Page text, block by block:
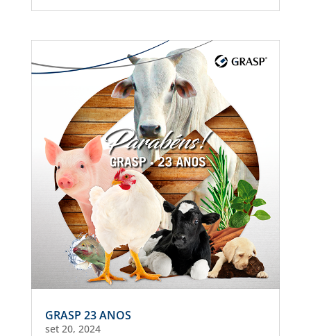
GRASP 23 ANOS
set 20, 2024